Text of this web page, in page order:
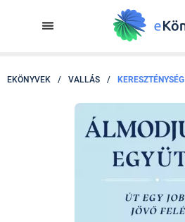
EKÖNYVEK / VALLÁS / KERESZTÉNYSÉG